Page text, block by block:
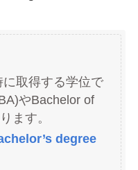
取得する学位で
やBachelor of
ます。
degree